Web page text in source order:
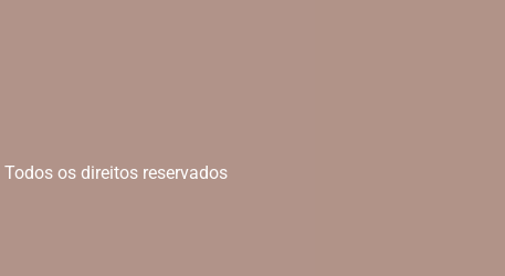
| Todos os direitos reservados